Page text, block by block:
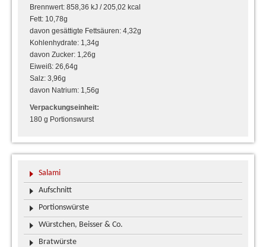
Brennwert: 858,36 kJ / 205,02 kcal
Fett: 10,78g
davon gesättigte Fettsäuren: 4,32g
Kohlenhydrate: 1,34g
davon Zucker: 1,26g
Eiweiß: 26,64g
Salz: 3,96g
davon Natrium: 1,56g
Verpackungseinheit:
180 g Portionswurst
Salami
Aufschnitt
Portionswürste
Würstchen, Beisser & Co.
Bratwürste